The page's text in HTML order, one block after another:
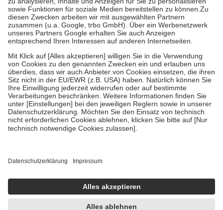
Bei Heilmitteln und häuslicher Krankenpflege beträgt die
Zuzahlung zehn Prozent der Kosten sowie zehn Euro je
Verordnung.
Um das Engagement der Versicherten für ihre eigene Gesundheit zu
stärken und die besondere Stellung der Familie zu unterstützen,
fallenkeine Zuzahlungenan bei:
• Kindern und Jugendlichen bis zum vollendeten 18. Lebensjahr
mit Ausnahme der Fahrkosten
• Untersuchungen zur Vorsorge und Früherkennung, die von der
GKV getragen werden
• empfohlenen Schutzimpfungen
• Harn- und Blutteststreifen
getroffen, um sicherzustellen, dass es sich um echte Bewertungen
https://help.etrusted.com/hc/de/articles/4419944605341
Einige Bilder und Inhalte wurden unter Zuhilfenahme künstlicher